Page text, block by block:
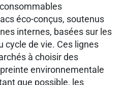
éco‑conçus, soutenus
internes, basées sur les
cycle de vie. Ces lignes
à choisir des
environnementale
que possible, les